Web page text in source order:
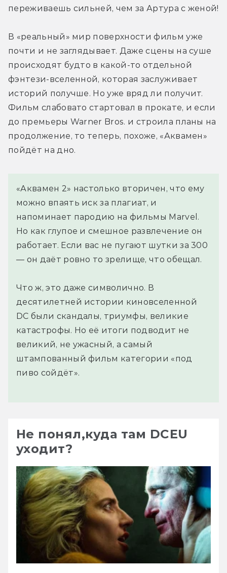
переживаешь сильней, чем за Артура с женой!
В «реальный» мир поверхности фильм уже
почти и не заглядывает. Даже сцены на суше
происходят будто в какой-то отдельной
фэнтези-вселенной, которая заслуживает
историй получше. Но уже вряд ли получит.
Фильм слабовато стартовал в прокате, и если
до премьеры Warner Bros. и строила планы на
продолжение, то теперь, похоже, «Аквамен»
пойдёт на дно.
«Аквамен 2» настолько вторичен, что ему
можно впаять иск за плагиат, и
напоминает пародию на фильмы Marvel.
Но как глупое и смешное развлечение он
работает. Если вас не пугают шутки за 300
— он даёт ровно то зрелище, что обещал.
Что ж, это даже символично. В
десятилетней истории киновселенной
DC были скандалы, триумфы, великие
катастрофы. Но её итоги подводит не
великий, не ужасный, а самый
штампованный фильм категории «под
пиво сойдёт».
Не понял,куда там DCEU
уходит?